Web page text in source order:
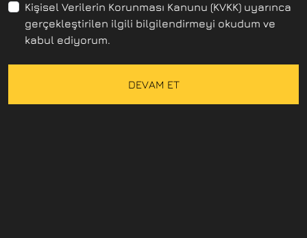
Kişisel Verilerin Korunması Kanunu (KVKK) uyarınca
gerçekleştirilen ilgili bilgilendirmeyi okudum ve
kabul ediyorum.
DEVAM ET